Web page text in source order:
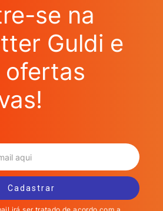
se na
Guldi e
ofertas